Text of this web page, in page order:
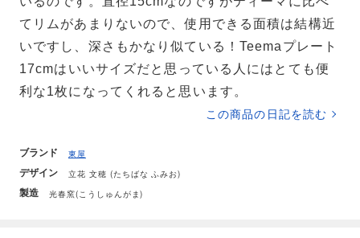
てリムがあまりないので、使用できる面積は結構近
いですし、深さもかなり似ている！Teemaプレート
17cmはいいサイズだと思っている人にはとても便
利な1枚になってくれると思います。
この商品の日記を読む
ブランド 東屋
デザイン 立花 文穂 (たちばな ふみお)
製造 光春窯(こうしゅんがま)